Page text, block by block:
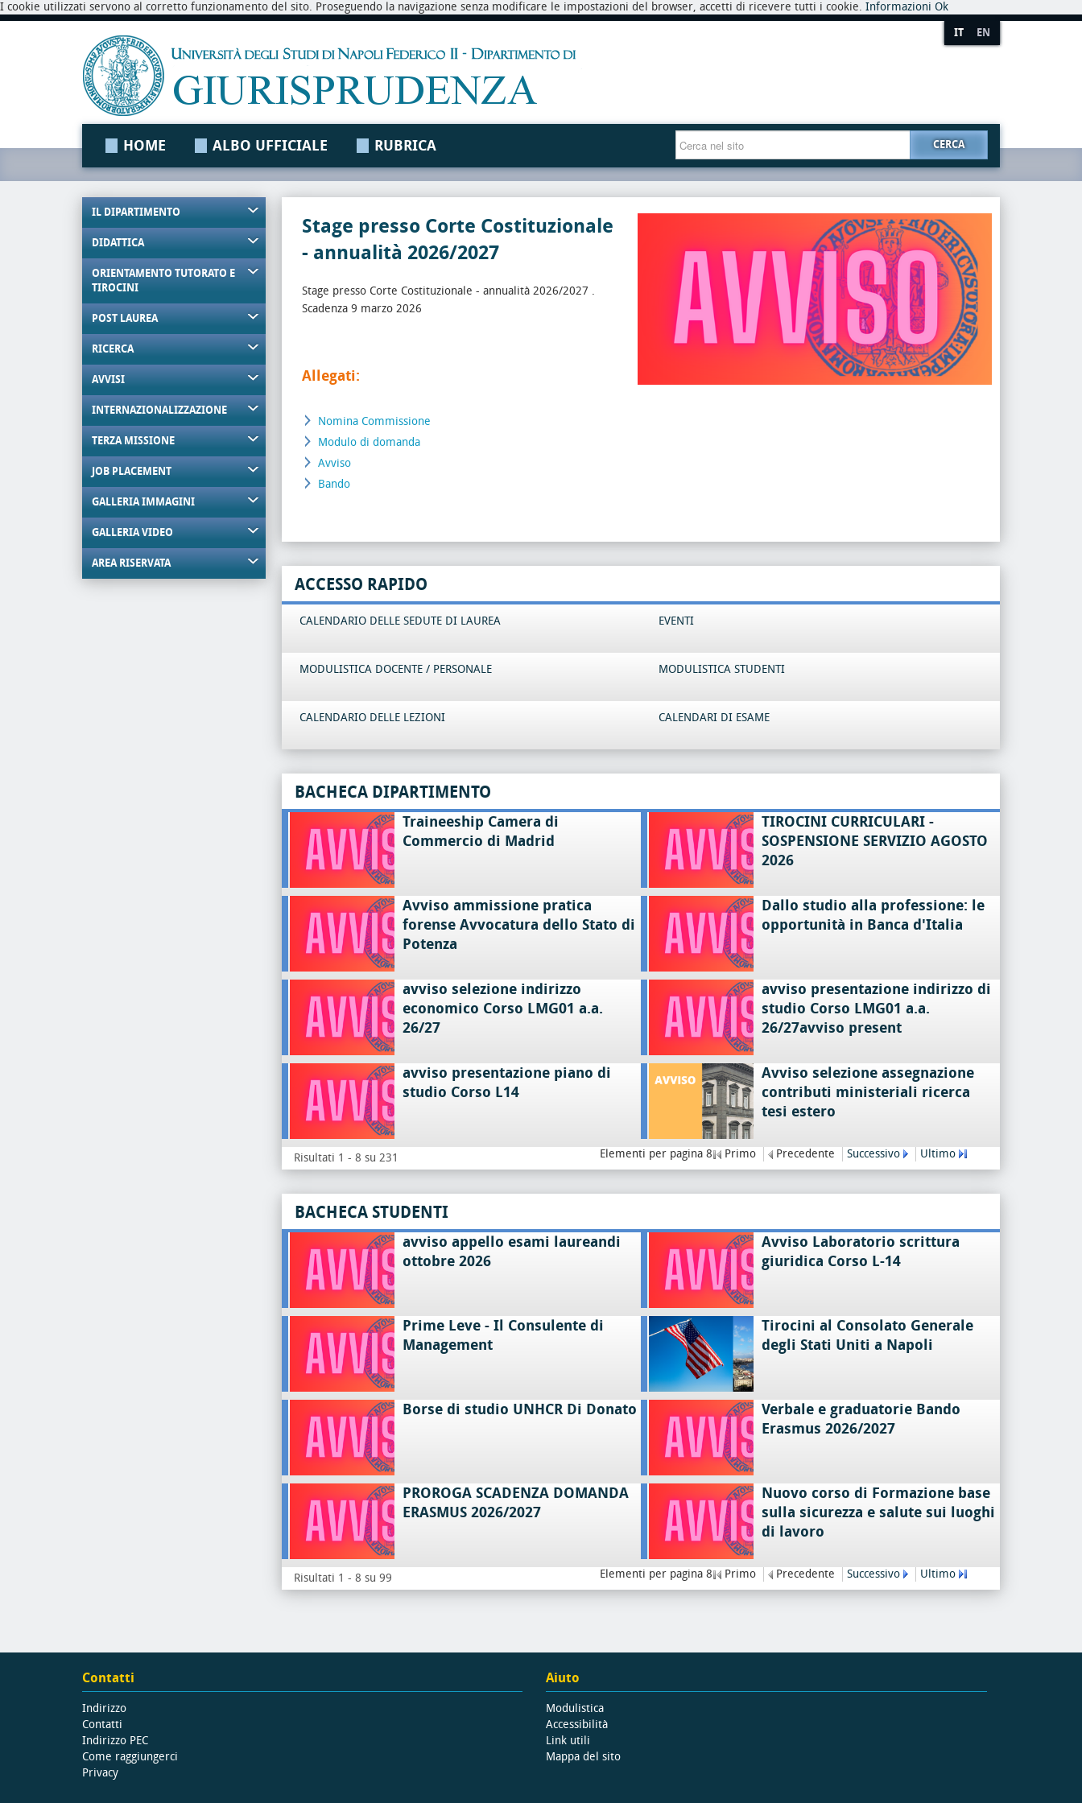
I cookie utilizzati servono al corretto funzionamento del sito. Proseguendo la navigazione senza modificare le impostazioni del browser, accetti di ricevere tutti i cookie. Informazioni Ok
IT EN
HOME ALBO UFFICIALE RUBRICA CERCA
IL DIPARTIMENTO
DIDATTICA
ORIENTAMENTO TUTORATO E
TIROCINI
POST LAUREA
RICERCA
AVVISI
INTERNAZIONALIZZAZIONE
TERZA MISSIONE
JOB PLACEMENT
GALLERIA IMMAGINI
GALLERIA VIDEO
AREA RISERVATA
Stage presso Corte Costituzionale
- annualità 2026/2027
Stage presso Corte Costituzionale - annualità 2026/2027 .
Scadenza 9 marzo 2026
Allegati:
Nomina Commissione
Modulo di domanda
Avviso
Bando
ACCESSO RAPIDO
CALENDARIO DELLE SEDUTE DI LAUREA EVENTI
MODULISTICA DOCENTE / PERSONALE MODULISTICA STUDENTI
CALENDARIO DELLE LEZIONI CALENDARI DI ESAME
BACHECA DIPARTIMENTO
Traineeship Camera di
Commercio di Madrid
TIROCINI CURRICULARI -
SOSPENSIONE SERVIZIO AGOSTO
2026
Avviso ammissione pratica
forense Avvocatura dello Stato di
Potenza
Dallo studio alla professione: le
opportunità in Banca d'Italia
avviso selezione indirizzo
economico Corso LMG01 a.a.
26/27
avviso presentazione indirizzo di
studio Corso LMG01 a.a.
26/27avviso present
avviso presentazione piano di
studio Corso L14
Avviso selezione assegnazione
contributi ministeriali ricerca
tesi estero
Risultati 1 - 8 su 231 Elementi per pagina 8 Primo Precedente Successivo Ultimo
BACHECA STUDENTI
avviso appello esami laureandi
ottobre 2026
Avviso Laboratorio scrittura
giuridica Corso L-14
Prime Leve - Il Consulente di
Management
Tirocini al Consolato Generale
degli Stati Uniti a Napoli
Borse di studio UNHCR Di Donato
Verbale e graduatorie Bando
Erasmus 2026/2027
PROROGA SCADENZA DOMANDA
ERASMUS 2026/2027
Nuovo corso di Formazione base
sulla sicurezza e salute sui luoghi
di lavoro
Risultati 1 - 8 su 99 Elementi per pagina 8 Primo Precedente Successivo Ultimo
Contatti
Indirizzo
Contatti
Indirizzo PEC
Come raggiungerci
Privacy
Aiuto
Modulistica
Accessibilità
Link utili
Mappa del sito